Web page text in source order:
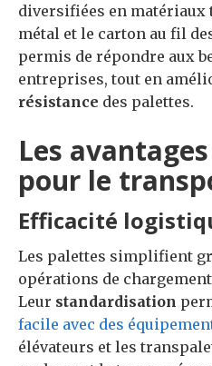
diversifiées en matériaux
métal et le carton au fil
permis de répondre aux
entreprises, tout en
résistance des palettes.
Les
pour le
Efficacité
Les palettes simplifient
opérations de
Leur standardisation
facile avec des
élévateurs et les